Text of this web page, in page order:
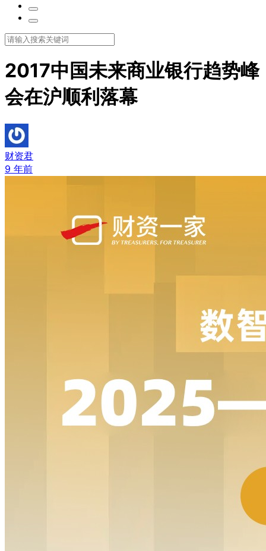
2017中国未来商业银行趋势峰
会在沪顺利落幕
财资君
9 年前